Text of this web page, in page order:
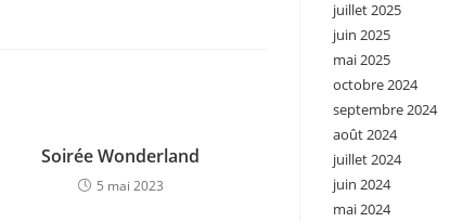
Soirée Wonderland
5 mai 2023
juillet 2025
juin 2025
mai 2025
octobre 2024
septembre 2024
août 2024
juillet 2024
juin 2024
mai 2024